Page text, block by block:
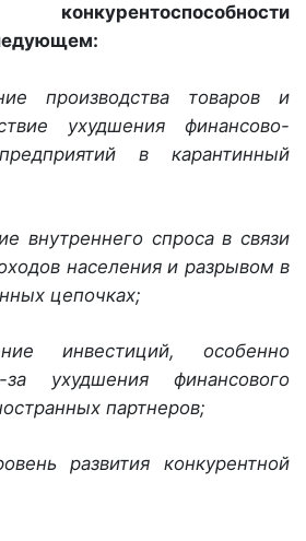
производства товаров и
ухудшения финансово-
в карантинный
внутреннего спроса в связи
населения и разрывом в
цепочках;
инвестиций, особенно
ухудшения финансового
партнеров;
развития конкурентной